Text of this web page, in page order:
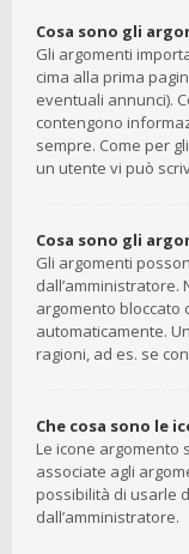
Cosa sono gli
Gli argomenti
cima alla prima
eventuali annunci).
contengono
sempre. Come per
un utente vi può
Cosa sono gli
Gli argomenti
argomento bloccato
automaticamente.
ragioni, ad es. se
Che cosa sono le
Le icone argomento
associate agli
possibilità di usarle
dall’amministratore.